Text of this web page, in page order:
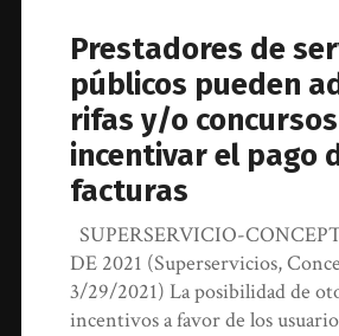
Prestadores de
públicos pueden
rifas y/o
incentivar el pago
facturas
SUPERSERVICIO-
DE 2021 (Superservicios,
3/29/2021) La posibilidad de
incentivos a favor de los